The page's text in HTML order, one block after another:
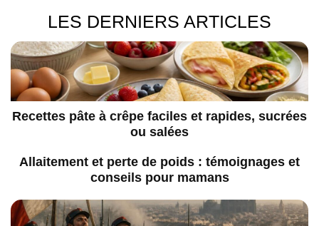
LES DERNIERS ARTICLES
Recettes pâte à crêpe faciles et rapides, sucrées
ou salées
Allaitement et perte de poids : témoignages et
conseils pour mamans